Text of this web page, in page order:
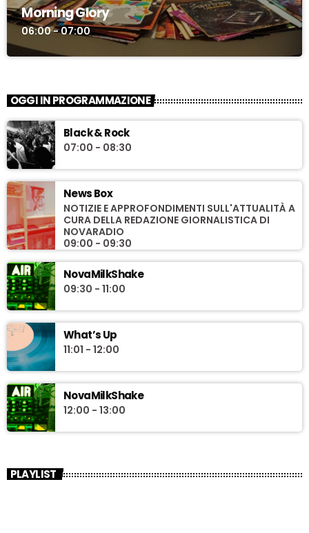
Morning Glory
06:00 - 07:00
OGGI IN PROGRAMMAZIONE
Black & Rock
07:00 - 08:30
News Box
NOTIZIE E APPROFONDIMENTI SULL'ATTUALITÀ A
CURA DELLA REDAZIONE GIORNALISTICA DI
NOVARADIO
09:00 - 09:30
NovaMilkShake
09:30 - 11:00
What’s Up
11:01 - 12:00
NovaMilkShake
12:00 - 13:00
PLAYLIST